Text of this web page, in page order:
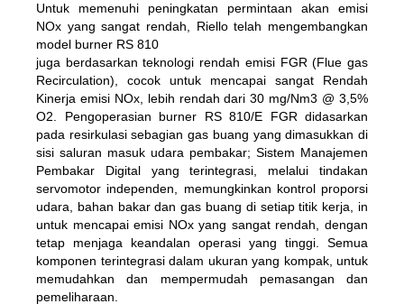
Untuk memenuhi peningkatan permintaan akan emisi
NOx yang sangat rendah, Riello telah mengembangkan
model burner RS ​​810
juga berdasarkan teknologi rendah emisi FGR (Flue gas
Recirculation), cocok untuk mencapai sangat Rendah
Kinerja emisi NOx, lebih rendah dari 30 mg/Nm3 @ 3,5%
O2. Pengoperasian burner RS ​​810/E FGR didasarkan
pada resirkulasi sebagian gas buang yang dimasukkan di
sisi saluran masuk udara pembakar; Sistem Manajemen
Pembakar Digital yang terintegrasi, melalui tindakan
servomotor independen, memungkinkan kontrol proporsi
udara, bahan bakar dan gas buang di setiap titik kerja, in
untuk mencapai emisi NOx yang sangat rendah, dengan
tetap menjaga keandalan operasi yang tinggi. Semua
komponen terintegrasi dalam ukuran yang kompak, untuk
memudahkan dan mempermudah pemasangan dan
pemeliharaan.